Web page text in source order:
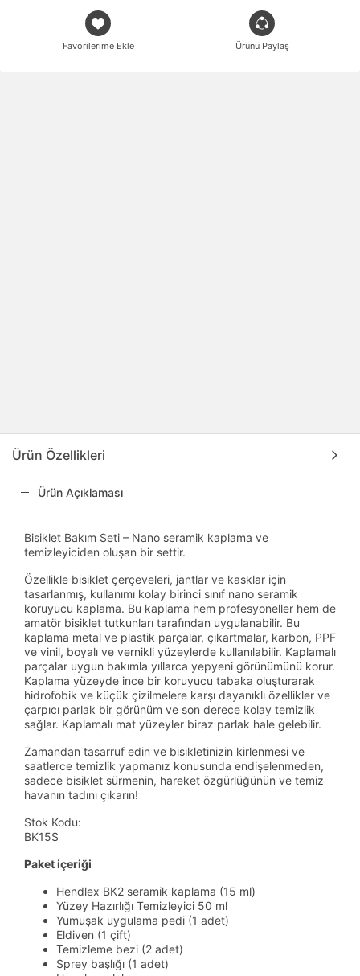
Favorilerime Ekle Ürünü Paylaş
Ürün Özellikleri
Ürün Açıklaması
Bisiklet Bakım Seti – Nano seramik kaplama ve
temizleyiciden oluşan bir settir.
Özellikle bisiklet çerçeveleri, jantlar ve kasklar için
tasarlanmış, kullanımı kolay birinci sınıf nano seramik
koruyucu kaplama. Bu kaplama hem profesyoneller hem de
amatör bisiklet tutkunları tarafından uygulanabilir. Bu
kaplama metal ve plastik parçalar, çıkartmalar, karbon, PPF
ve vinil, boyalı ve vernikli yüzeylerde kullanılabilir. Kaplamalı
parçalar uygun bakımla yıllarca yepyeni görünümünü korur.
Kaplama yüzeyde ince bir koruyucu tabaka oluşturarak
hidrofobik ve küçük çizilmelere karşı dayanıklı özellikler ve
çarpıcı parlak bir görünüm ve son derece kolay temizlik
sağlar. Kaplamalı mat yüzeyler biraz parlak hale gelebilir.
Zamandan tasarruf edin ve bisikletinizin kirlenmesi ve
saatlerce temizlik yapmanız konusunda endişelenmeden,
sadece bisiklet sürmenin, hareket özgürlüğünün ve temiz
havanın tadını çıkarın!
Stok Kodu:
BK15S
Paket içeriği
Hendlex BK2 seramik kaplama (15 ml)
Yüzey Hazırlığı Temizleyici 50 ml
Yumuşak uygulama pedi (1 adet)
Eldiven (1 çift)
Temizleme bezi (2 adet)
Sprey başlığı (1 adet)